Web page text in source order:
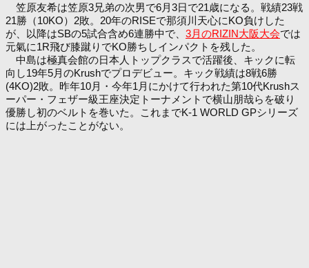
笠原友希は笠原3兄弟の次男で6月3日で21歳になる。戦績23戦
21勝（10KO）2敗。20年のRISEで那須川天心にKO負けした
が、以降はSBの5試合含め6連勝中で、 3月のRIZIN大阪大会では
元氣に1R飛び膝蹴りでKO勝ちしインパクトを残した。
中島は極真会館の日本人トップクラスで活躍後、キックに転
向し19年5月のKrushでプロデビュー。キック戦績は8戦6勝
(4KO)2敗。昨年10月・今年1月にかけて行われた第10代Krushス
ーパー・フェザー級王座決定トーナメントで横山朋哉らを破り
優勝し初のベルトを巻いた。これまでK-1 WORLD GPシリーズ
には上がったことがない。